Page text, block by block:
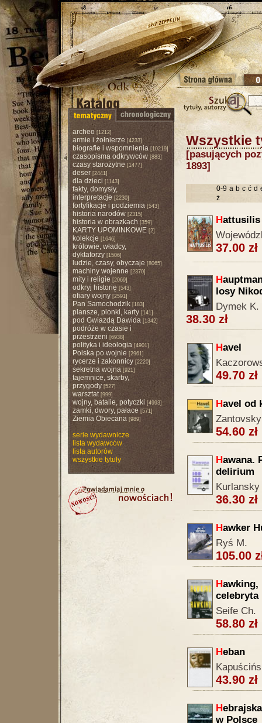
archeo [1212]
armie i żołnierze [4233]
biografie i wspomnienia[10219]
czasopisma odkrywców[883]
czasy starożytne [1477]
deser[2441]
dla dzieci [1143]
fakty, domysły,
interpretacje [2230]
fortyfikacje i podziemia[543]
historia narodów[2315]
historia w obrazkach [359]
KARTY UPOMINKOWE[2]
kolekcje [1646]
królowie, władcy,
dyktatorzy[1506]
ludzie, czasy, obyczaje [8065]
machiny wojenne [2370]
mity i religie [2069]
odkryj historię[543]
ofiary wojny[2591]
Pan Samochodzik[183]
plansze, pionki, karty[141]
pod Gwiazdą Dawida[1342]
podróże w czasie i
przestrzeni [6938]
polityka i ideologia[4901]
Polska po wojnie [2961]
rycerze i zakonnicy[2220]
sekretna wojna[921]
tajemnice, skarby,
przygody[527]
warsztat[999]
wojny, batalie, potyczki [4993]
zamki, dwory, pałace [571]
Ziemia Obiecana[989]
serie wydawnicze
lista wydawców
lista autorów
wszystkie tytuły
Wszystkie
[pasujących
1893]
0-9 a b c ć d
ż
Hattusilis
37.00 zł
H
losy
Dymek K.
38.30 zł
Havel
49.70 zł
Havel od
54.60 zł
Hawana.
delirium
Kurlansky
36.30 zł
Hawker
Ryś M.
105.00
Hawking,
celebryta
Seife Ch.
58.80 zł
Heban
43.90 zł
H
w Polsce